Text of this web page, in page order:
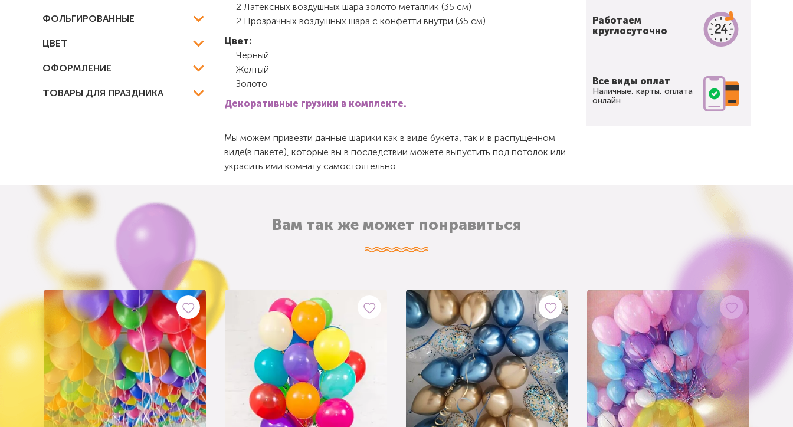
ФОЛЬГИРОВАННЫЕ
ЦВЕТ
ОФОРМЛЕНИЕ
ТОВАРЫ ДЛЯ ПРАЗДНИКА
2 Латексных воздушных шара золото металлик (35 см)
2 Прозрачных воздушных шара с конфетти внутри (35 см)
Цвет:
Черный
Желтый
Золото
Декоративные грузики в комплекте.
Мы можем привезти данные шарики как в виде букета, так и в распущенном
виде(в пакете), которые вы в последствии можете выпустить под потолок или
украсить ими комнату самостоятельно.
Работаем
круглосуточно
Все виды оплат
Наличные, карты, оплата
онлайн
Вам так же может понравиться